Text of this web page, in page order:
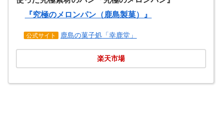
『究極のメロンパン（鹿島製菓）』
公式サイト 鹿島の菓子処「幸鹿堂」
楽天市場